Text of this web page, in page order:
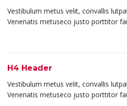
Vestibulum metus velit, convallis
Venenatis metuseco justo porttitor
H4 Header
Vestibulum metus velit, convallis
Venenatis metuseco justo porttitor